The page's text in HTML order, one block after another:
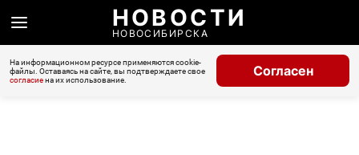
НОВОСТИ
НОВОСИБИРСКА
На информационном ресурсе применяются cookie-
файлы. Оставаясь на сайте, вы подтверждаете свое
согласиена их использование.
Согласен